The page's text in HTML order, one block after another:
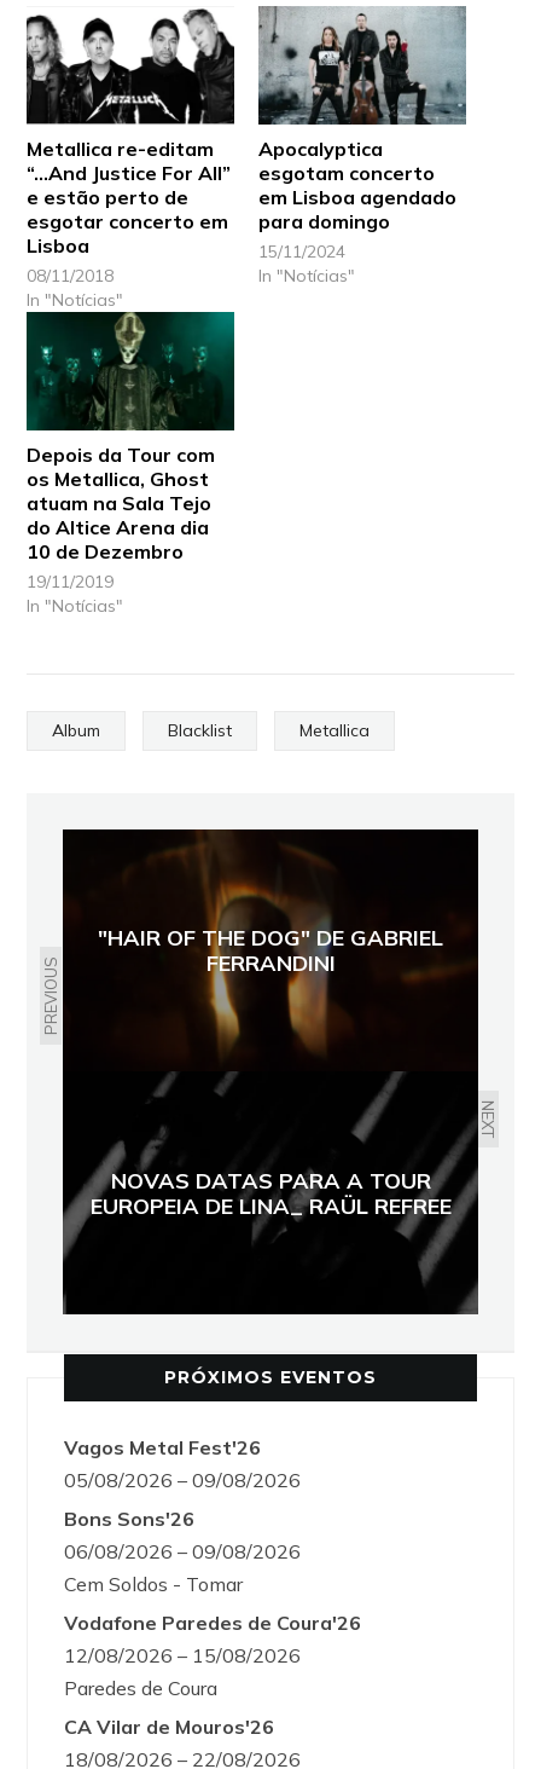
Metallica re-editam
“…And Justice For All”
e estão perto de
esgotar concerto em
Lisboa
08/11/2018
In "Notícias"
Apocalyptica
esgotam concerto
em Lisboa agendado
para domingo
15/11/2024
In "Notícias"
Depois da Tour com
os Metallica, Ghost
atuam na Sala Tejo
do Altice Arena dia
10 de Dezembro
19/11/2019
In "Notícias"
Album Blacklist Metallica
PREVIOUS
"HAIR OF THE DOG" DE GABRIEL
FERRANDINI
NEXT
NOVAS DATAS PARA A TOUR
EUROPEIA DE LINA_ RAÜL REFREE
PRÓXIMOS EVENTOS
Vagos Metal Fest'26
05/08/2026 – 09/08/2026
Bons Sons'26
06/08/2026 – 09/08/2026
Cem Soldos - Tomar
Vodafone Paredes de Coura'26
12/08/2026 – 15/08/2026
Paredes de Coura
CA Vilar de Mouros'26
18/08/2026 – 22/08/2026